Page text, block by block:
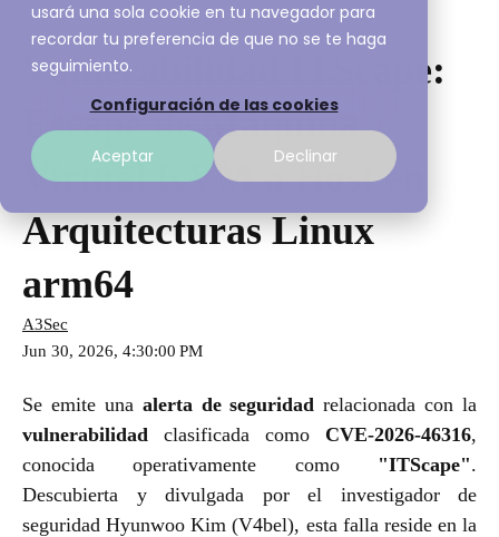
usará una sola cookie en tu navegador para
recordar tu preferencia de que no se te haga
seguimiento.
Configuración de las cookies
Aceptar Declinar
Vulnerabilidad ITScape:
Escape de Máquina
Virtual KVM a Host en
Arquitecturas Linux
arm64
A3Sec
Jun 30, 2026, 4:30:00 PM
Se emite una alerta de seguridadrelacionada con la
vulnerabilidad clasificada como CVE-2026-46316,
conocida operativamente como "ITScape".
Descubierta y divulgada por el investigador de
seguridad Hyunwoo Kim (V4bel), esta falla reside en la